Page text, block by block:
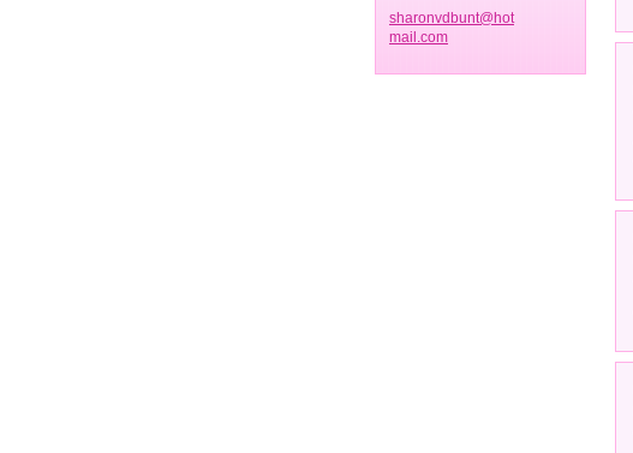
sharonvd bunt@hot
mail.com